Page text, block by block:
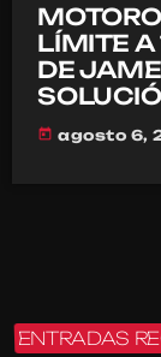
LÍMITE A
DE
today agosto 6,
ENTRADAS